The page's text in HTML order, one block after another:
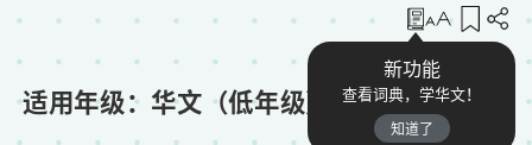
新功能
查看词典，学华文！
知道了
收藏
适用年级：华文（低年级）